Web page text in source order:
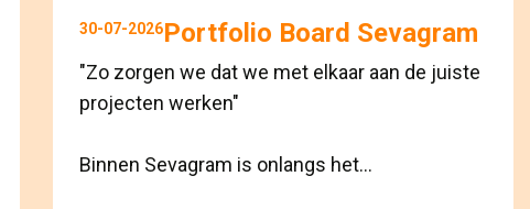
30-07-2026Portfolio Board Sevagram
"Zo zorgen we dat we met elkaar aan de juiste
projecten werken"
Binnen Sevagram is onlangs het...